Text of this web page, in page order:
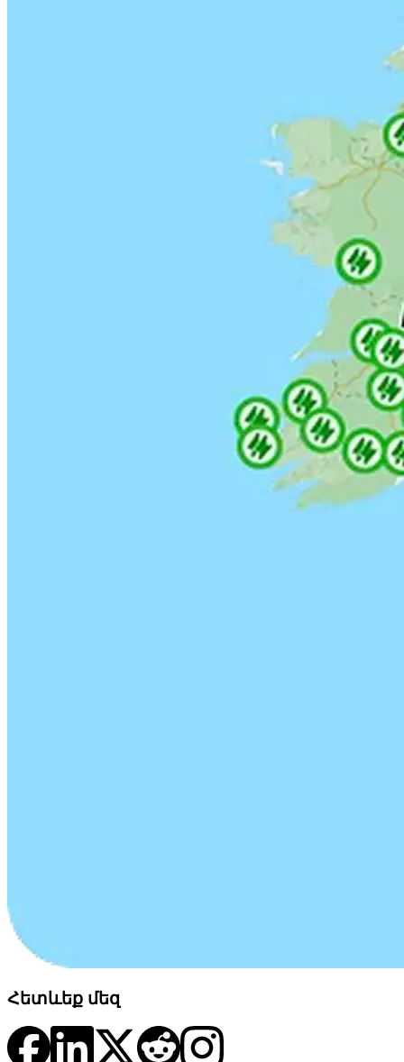
Հետևեք մեզ